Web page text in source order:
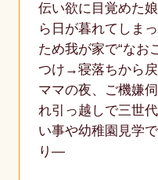
伝い欲に目覚めた
ら日が暮れてしま
ため我が家で“なお
つけ→寝落ちから
ママの夜、ご機嫌
れ引っ越しで三世
い事や幼稚園見学
り―